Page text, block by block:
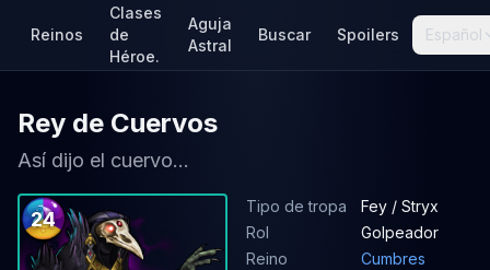
Reinos
Clases
de
Héroe.
Aguja
Astral
Buscar Spoilers Español
Rey de Cuervos
Así dijo el cuervo...
24
Tipo de tropa
Fey / Stryx
Rol
Golpeador
Reino
Cumbres